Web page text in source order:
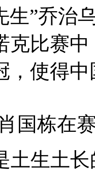
生”乔治
克比赛
，使得
肖国栋在
土生土